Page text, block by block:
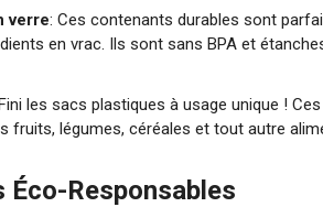
verre: Ces contenants durables sont
en vrac. Ils sont sans BPA et
les sacs plastiques à usage unique !
fruits, légumes, céréales et tout autre
Éco-Responsables